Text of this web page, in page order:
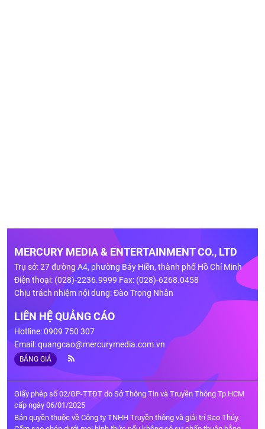
MERCURY MEDIA & ENTERTAINMENT CO., LTD
Trụ sở: 27 đường A4, phường Bảy Hiền, thành phố Hồ Chí Minh
Điện thoại: (028)-2236.9999 Fax: (028)-6268.0458
Chịu trách nhiệm nội dung: Đào Trọng Nhân
LIÊN HỆ QUẢNG CÁO
Hotline: 0909 750 307
Email:quangcao@mercurymedia.com.vn
BẢNG GIÁ
Giấy phép số 02/GP-TTĐT do Sở Thông Tin và Truyền Thông Tp.HCM
cấp ngày 06/01/2025
Bản quyền thuộc về Công ty TNHH Truyền thông và giải trí Sao Thủy.